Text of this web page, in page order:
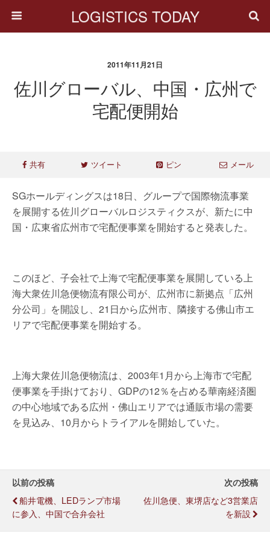
LOGISTICS TODAY
2011年11月21日
佐川グローバル、中国・広州で
宅配便開始
共有 ツイート ピン メール
SGホールディングスは18日、グループで国際物流事業
を展開する佐川グローバルロジスティクスが、新たに中
国・広東省広州市で宅配便事業を開始すると発表した。
このほど、子会社で上海で宅配便事業を展開している上
海大衆佐川急便物流有限公司が、広州市に新拠点「広州
分公司」を開設し、21日から広州市、隣接する佛山市エ
リアで宅配便事業を開始する。
上海大衆佐川急便物流は、2003年1月から上海市で宅配
便事業を手掛けており、GDPの12％を占める華南経済圏
の中心地域である広州・佛山エリアでは通販市場の需要
を見込み、10月からトライアルを開始していた。
以前の投稿
船井電機、LEDランプ市場
に参入、中国で合弁会社
次の投稿
佐川急便、東堺店など3営業店
を新設